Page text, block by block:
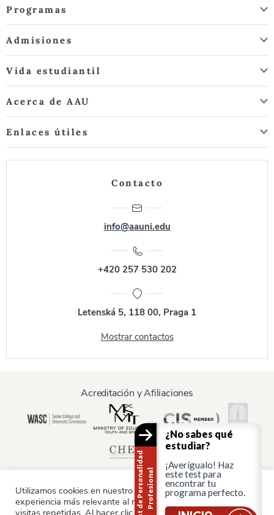
Programas
Admisiones
Vida estudiantil
Acerca de AAU
Enlaces útiles
Contacto
info@aauni.edu
+420 257 530 202
Letenská 5, 118 00, Praga 1
Mostrar contactos
Acreditación y Afiliaciones
Información para:
Utilizamos cookies en nuestro sitio web para ofrecerle la
experiencia más relevante al recordar sus preferencias y
visitas repetidas. Al hacer clic en "Aceptar", consiente el uso
T
e
s
t
d
e
P
e
r
s
o
n
al
i
d
a
d
P
r
o
f
e
s
i
o
n
al
¿No sabes qué
estudiar?
¡Averígualo! Haz
este test para
encontrar tu
programa perfecto.